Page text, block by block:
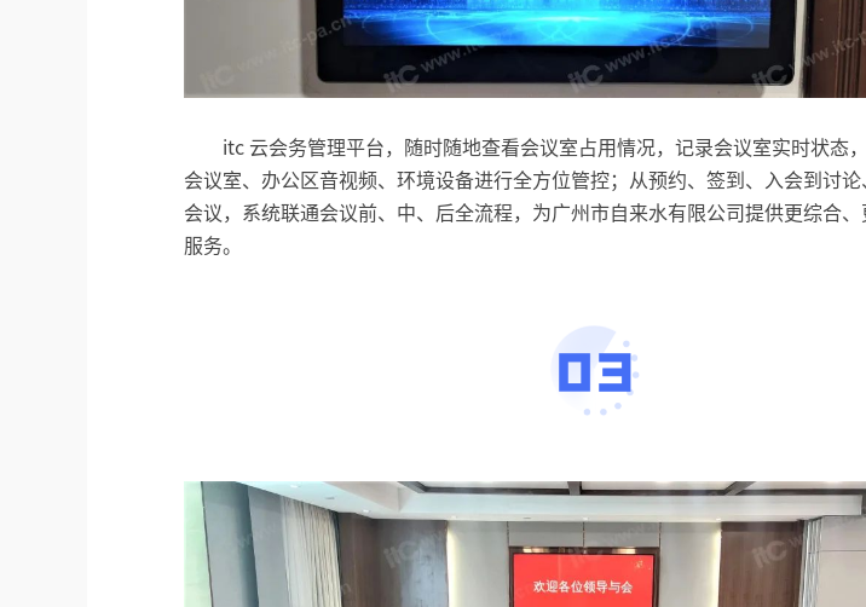
itc 云会务管理平台，随时随地查看会议室占用情况，记录会议室实时状态
会议室、办公区音视频、环境设备进行全方位管控；从预约、签到、入会到讨
会议，系统联通会议前、中、后全流程，为广州市自来水有限公司提供更综合
服务。